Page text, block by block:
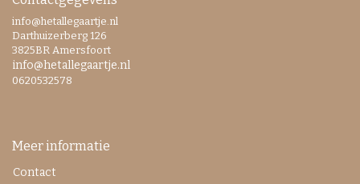
info@hetallegaartje.nl
Darthuizerberg 126
3825BR Amersfoort
info@hetallegaartje.nl
0620532578
Meer informatie
Contact